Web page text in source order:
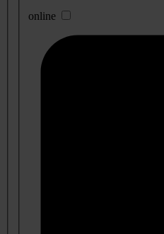
online